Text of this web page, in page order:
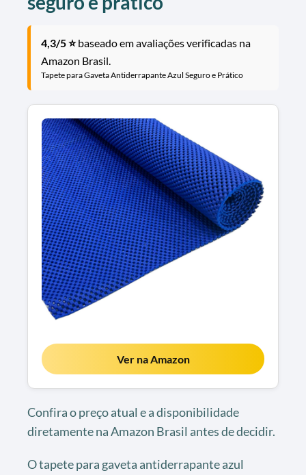
4,3/5 ⭐baseado em avaliações verificadas na
Amazon Brasil.
Tapete para Gaveta Antiderrapante Azul Seguro e Prático
Ver na Amazon
Confira o preço atual e a disponibilidade
diretamente na Amazon Brasil antes de decidir.
O tapete para gaveta antiderrapante azul